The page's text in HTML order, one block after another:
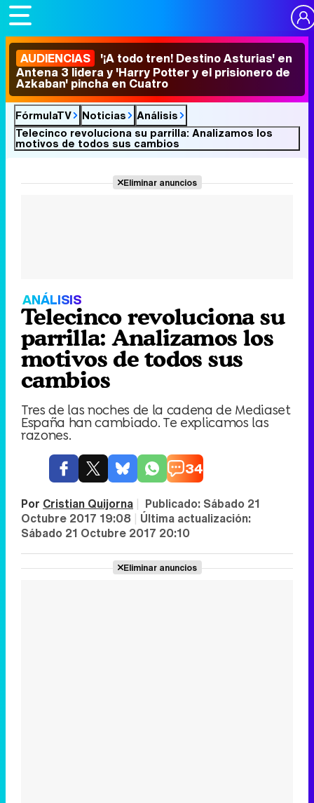
AUDIENCIAS '¡A todo tren! Destino Asturias' en
Antena 3 lidera y 'Harry Potter y el prisionero de
Azkaban' pincha en Cuatro
FórmulaTV Noticias
Análisis
Telecinco revoluciona su parrilla: Analizamos los
motivos de todos sus cambios
Eliminar anuncios
ANÁLISIS
Telecinco revoluciona su
parrilla: Analizamos los
motivos de todos sus
cambios
Tres de las noches de la cadena de Mediaset
España han cambiado. Te explicamos las
razones.
34
Por Cristian Quijorna | Publicado: Sábado 21
Octubre 2017 19:08 | Última actualización:
Sábado 21 Octubre 2017 20:10
Eliminar anuncios